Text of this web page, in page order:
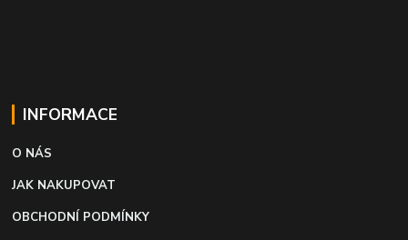
INFORMACE
O NÁS
JAK NAKUPOVAT
OBCHODNÍ PODMÍNKY